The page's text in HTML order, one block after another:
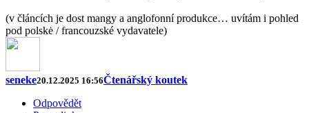
(v článcích je dost mangy a anglofonní produkce… uvítám i pohled
pod polskė / francouzské vydavatele)
seneke20.12.2025 16:56Čtenářský koutek
Odpovědět